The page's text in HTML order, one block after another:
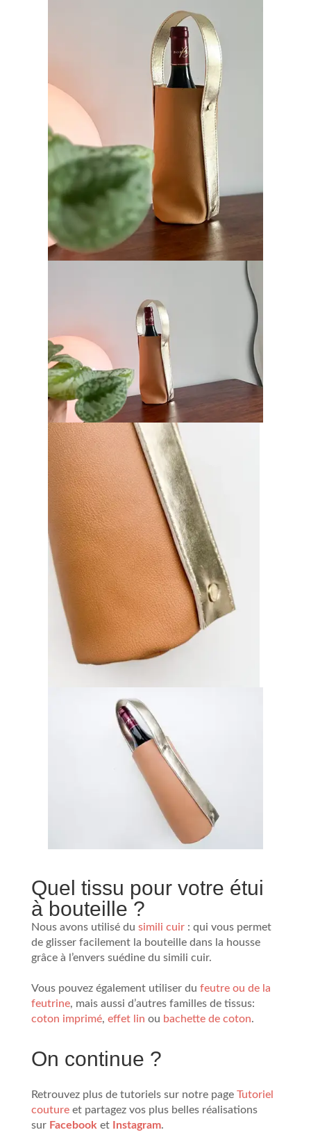
Quel tissu pour votre étui
à bouteille ?
Nous avons utilisé du simili cuir: qui vous permet
de glisser facilement la bouteille dans la housse
grâce à l’envers suédine du simili cuir.
Vous pouvez également utiliser du feutre ou de la
feutrine, mais aussi d’autres familles de tissus:
coton imprimé, effet lin ou bachette de coton.
On continue ?
Retrouvez plus de tutoriels sur notre page Tutoriel
couture et partagez vos plus belles réalisations
sur Facebook et Instagram.